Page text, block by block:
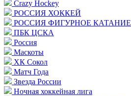
Crazy Hockey
РОССИЯ ХОККЕЙ
РОССИЯ ФИГУРНОЕ КАТАНИЕ
ПБК ЦСКА
Россия
Маскоты
ХК Сокол
Матч Года
Звезда России
Ночная хоккейная лига